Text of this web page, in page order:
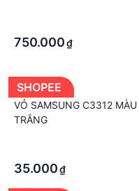
750.000₫
SHOPEE
VỎ SAMSUNG C3312 MÀU
TRẮNG
35.000₫